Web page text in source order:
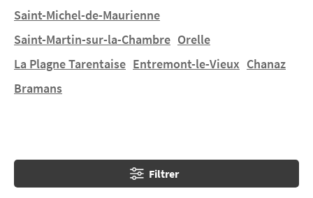
Saint-Michel-de-Maurienne
Saint-Martin-sur-la-Chambre Orelle
La Plagne Tarentaise Entremont-le-Vieux Chanaz
Bramans
Filtrer